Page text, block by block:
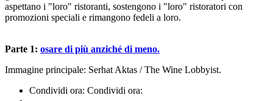
aspettano i "loro" ristoranti, sostengono i "loro" ristoratori con
promozioni speciali e rimangono fedeli a loro.
Parte 1: osare di più anziché di meno.
Immagine principale: Serhat Aktas / The Wine Lobbyist.
Condividi ora: Condividi ora: